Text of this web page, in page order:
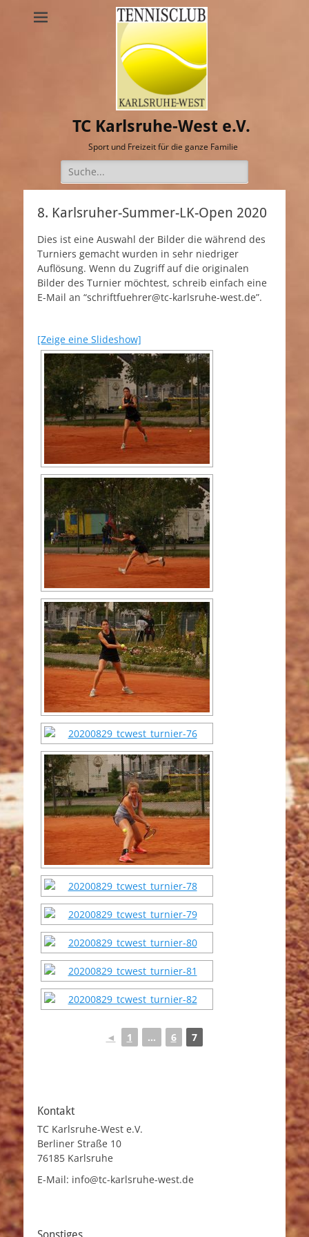
TC Karlsruhe-West e.V.
Sport und Freizeit für die ganze Familie
Suche
nach:
8. Karlsruher-Summer-LK-Open 2020
Dies ist eine Auswahl der Bilder die während des
Turniers gemacht wurden in sehr niedriger
Auflösung. Wenn du Zugriff auf die originalen
Bilder des Turnier möchtest, schreib einfach eine
E-Mail an “schriftfuehrer@tc-karlsruhe-west.de”.
[Zeige eine Slideshow]
◄ 1 ... 6 7
Kontakt
TC Karlsruhe-West e.V.
Berliner Straße 10
76185 Karlsruhe
E-Mail: info@tc-karlsruhe-west.de